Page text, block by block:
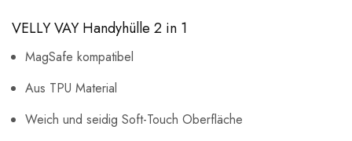
VELLY VAY Handyhülle 2 in 1
MagSafe kompatibel
Aus TPU Material
Weich und seidig Soft-Touch Oberfläche